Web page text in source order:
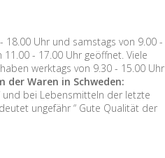
18.00 Uhr und samstags von 9.00 -
- 17.00 Uhr geöffnet. Viele
werktags von 9.30 - 15.00 Uhr
der Waren in Schweden:
und bei Lebensmitteln der letzte
ungefähr “ Gute Qualität der